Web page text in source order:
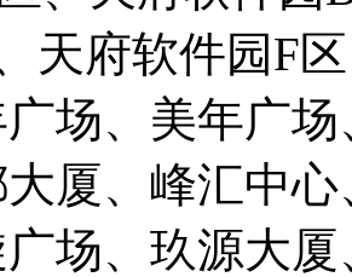
天府软件园F
场、美年广
厦、峰汇中
场、玖源大